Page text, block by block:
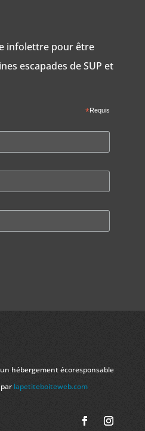
infolettre pour être
escapades de SUP et
*Requis
hébergement écoresponsable
par lapetiteboiteweb.com